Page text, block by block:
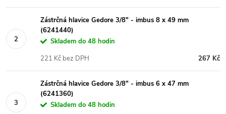
Zástrčná hlavice Gedore 3/8" - imbus 8 x 49 mm
(6241440)
Skladem do 48 hodin
267 Kč
221 Kč bez DPH
Zástrčná hlavice Gedore 3/8" - imbus 6 x 47 mm
(6241360)
Skladem do 48 hodin